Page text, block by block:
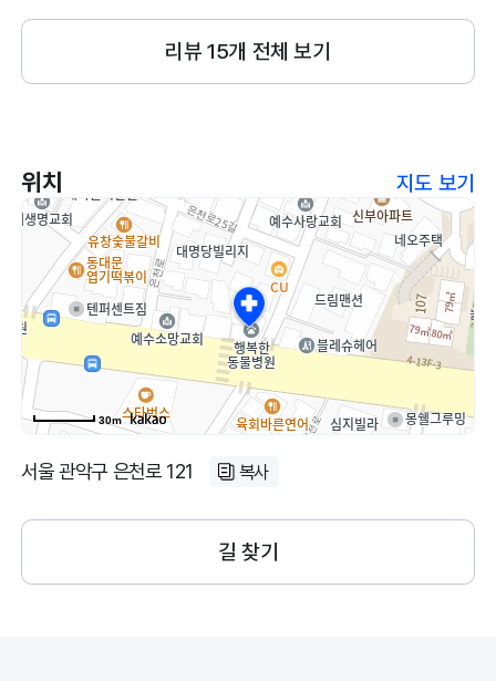
리뷰15개 전체 보기
위치 지도 보기
30m
서울 관악구 은천로 121 복사
길 찾기